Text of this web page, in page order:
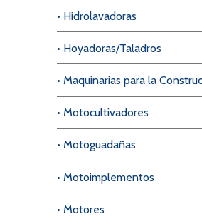
• Hidrolavadoras
• Hoyadoras/Taladros
• Maquinarias para la
• Motocultivadores
• Motoguadañas
• Motoimplementos
• Motores